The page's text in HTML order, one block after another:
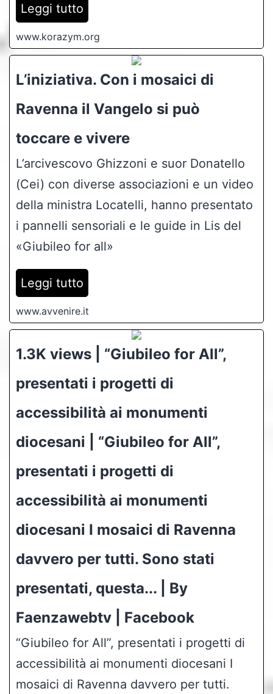
Leggi tutto
www.korazym.org
L’iniziativa. Con i mosaici di
Ravenna il Vangelo si può
toccare e vivere
L’arcivescovo Ghizzoni e suor Donatello
(Cei) con diverse associazioni e un video
della ministra Locatelli, hanno presentato
i pannelli sensoriali e le guide in Lis del
«Giubileo for all»
Leggi tutto
www.avvenire.it
1.3K views | “Giubileo for All”,
presentati i progetti di
accessibilità ai monumenti
diocesani | “Giubileo for All”,
presentati i progetti di
accessibilità ai monumenti
diocesani I mosaici di Ravenna
davvero per tutti. Sono stati
presentati, questa... | By
Faenzawebtv | Facebook
“Giubileo for All”, presentati i progetti di
accessibilità ai monumenti diocesani I
mosaici di Ravenna davvero per tutti.